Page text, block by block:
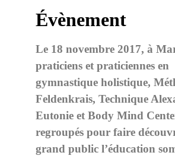
Évènement
Le 18 novembre 2017, à
praticiens et praticiennes en
gymnastique holistique,
Feldenkrais, Technique
Eutonie et Body Mind
regroupés pour faire
grand public l’éducation